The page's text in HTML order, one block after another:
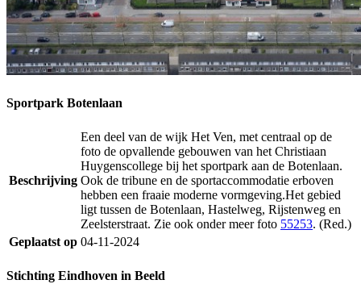
Sportpark Botenlaan
Beschrijving
Een deel van de wijk Het Ven, met centraal op de
foto de opvallende gebouwen van het Christiaan
Huygenscollege bij het sportpark aan de Botenlaan.
Ook de tribune en de sportaccommodatie erboven
hebben een fraaie moderne vormgeving.Het gebied
ligt tussen de Botenlaan, Hastelweg, Rijstenweg en
Zeelsterstraat. Zie ook onder meer foto 55253. (Red.)
Geplaatst op 04-11-2024
Stichting Eindhoven in Beeld